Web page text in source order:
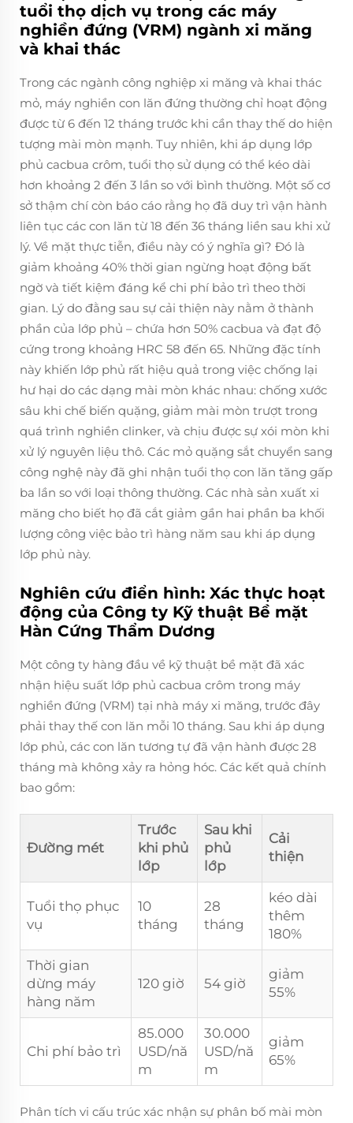
tuổi thọ dịch vụ trong các máy
nghiền đứng (VRM) ngành xi măng
và khai thác
Trong các ngành công nghiệp xi măng và khai thác
mỏ, máy nghiền con lăn đứng thường chỉ hoạt động
được từ 6 đến 12 tháng trước khi cần thay thế do hiện
tượng mài mòn mạnh. Tuy nhiên, khi áp dụng lớp
phủ cacbua crôm, tuổi thọ sử dụng có thể kéo dài
hơn khoảng 2 đến 3 lần so với bình thường. Một số cơ
sở thậm chí còn báo cáo rằng họ đã duy trì vận hành
liên tục các con lăn từ 18 đến 36 tháng liền sau khi xử
lý. Về mặt thực tiễn, điều này có ý nghĩa gì? Đó là
giảm khoảng 40% thời gian ngừng hoạt động bất
ngờ và tiết kiệm đáng kể chi phí bảo trì theo thời
gian. Lý do đằng sau sự cải thiện này nằm ở thành
phần của lớp phủ – chứa hơn 50% cacbua và đạt độ
cứng trong khoảng HRC 58 đến 65. Những đặc tính
này khiến lớp phủ rất hiệu quả trong việc chống lại
hư hại do các dạng mài mòn khác nhau: chống xước
sâu khi chế biến quặng, giảm mài mòn trượt trong
quá trình nghiền clinker, và chịu được sự xói mòn khi
xử lý nguyên liệu thô. Các mỏ quặng sắt chuyển sang
công nghệ này đã ghi nhận tuổi thọ con lăn tăng gấp
ba lần so với loại thông thường. Các nhà sản xuất xi
măng cho biết họ đã cắt giảm gần hai phần ba khối
lượng công việc bảo trì hàng năm sau khi áp dụng
lớp phủ này.
Nghiên cứu điển hình: Xác thực hoạt
động của Công ty Kỹ thuật Bề mặt
Hàn Cứng Thẩm Dương
Một công ty hàng đầu về kỹ thuật bề mặt đã xác
nhận hiệu suất lớp phủ cacbua crôm trong máy
nghiền đứng (VRM) tại nhà máy xi măng, trước đây
phải thay thế con lăn mỗi 10 tháng. Sau khi áp dụng
lớp phủ, các con lăn tương tự đã vận hành được 28
tháng mà không xảy ra hỏng hóc. Các kết quả chính
bao gồm:
Đường mét
Trước
khi phủ
lớp
Sau khi
phủ
lớp
Cải
thiện
Tuổi thọ phục
vụ
10
tháng
28
tháng
kéo dài
thêm
180%
Thời gian
dừng máy
hàng năm
120 giờ 54 giờ
giảm
55%
Chi phí bảo trì
85.000
USD/nă
m
30.000
USD/nă
m
giảm
65%
Phân tích vi cấu trúc xác nhận sự phân bố mài mòn